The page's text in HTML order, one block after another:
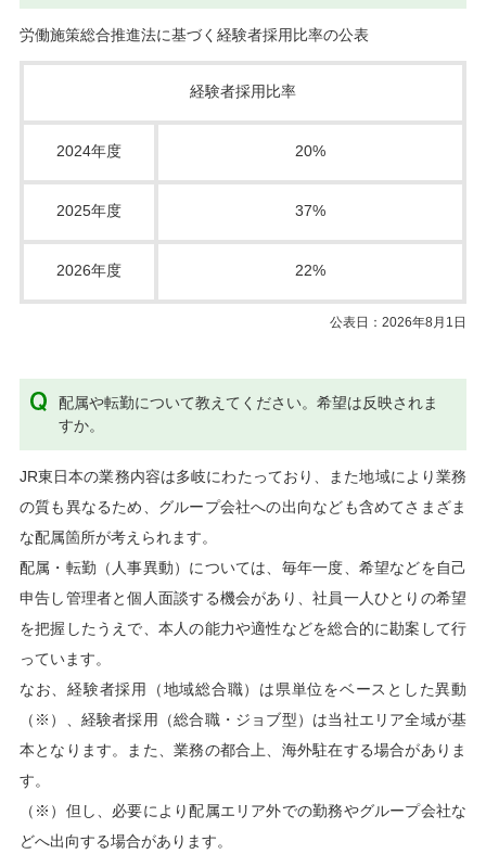
労働施策総合推進法に基づく経験者採用比率の公表
経験者採用比率
2024年度 20%
2025年度 37%
2026年度 22%
公表日：2026年8月1日
配属や転勤について教えてください。希望は反映されま
すか。
JR東日本の業務内容は多岐にわたっており、また地域により業務
の質も異なるため、グループ会社への出向なども含めてさまざま
な配属箇所が考えられます。
配属・転勤（人事異動）については、毎年一度、希望などを自己
申告し管理者と個人面談する機会があり、社員一人ひとりの希望
を把握したうえで、本人の能力や適性などを総合的に勘案して行
っています。
なお、経験者採用（地域総合職）は県単位をベースとした異動
（※）、経験者採用（総合職・ジョブ型）は当社エリア全域が基
本となります。また、業務の都合上、海外駐在する場合がありま
す。
（※）但し、必要により配属エリア外での勤務やグループ会社な
どへ出向する場合があります。